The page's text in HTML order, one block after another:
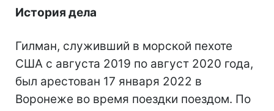
История дела
Гилман, служивший в морской пехоте
США с августа 2019 по август 2020 года,
был арестован 17 января 2022 в
Воронеже во время поездки поездом. По